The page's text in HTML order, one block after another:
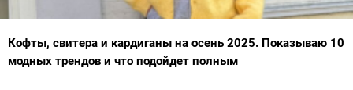
Кофты, свитера и кардиганы на осень 2025. Показываю 10
модных трендов и что подойдет полным